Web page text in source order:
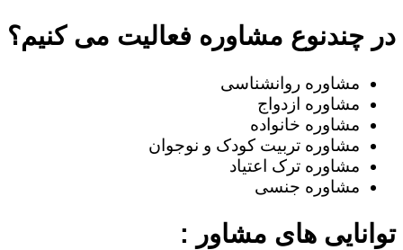
در چندنوع مشاوره فعالیت می کنیم؟
مشاوره روانشناسی
مشاوره ازدواج
مشاوره خانواده
مشاوره تربیت کودک و نوجوان
مشاوره ترک اعتیاد
مشاوره جنسی
توانایی های مشاور :